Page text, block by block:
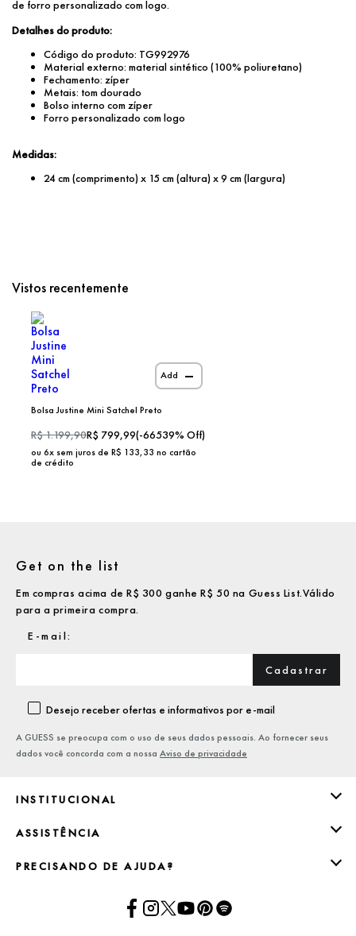
de forro personalizado com logo.
Detalhes do produto:
Código do produto: TG992976
Material externo: material sintético (100% poliuretano)
Fechamento: zíper
Metais: tom dourado
Bolso interno com zíper
Forro personalizado com logo
Medidas:
24 cm (comprimento) x 15 cm (altura) x 9 cm (largura)
Vistos recentemente
Add
Bolsa Justine Mini Satchel Preto
R$1.199,90R$ 799,99(-66539% Off)
ou 6x sem juros de R$ 133,33 no cartão
de crédito
INSTITUCIONAL
ASSISTÊNCIA
PRECISANDO DE AJUDA?
Get on the list
Em compras acima de R$ 300 ganhe R$ 50 na Guess List.Válido
para a primeira compra.
Cadastrar
Desejo receber ofertas e informativos por e-mail
A GUESS se preocupa com o uso de seus dados pessoais. Ao fornecer seus
dados você concorda com a nossa Aviso de privacidade